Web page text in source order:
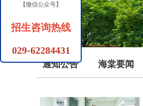
通知公告 海棠要闻
【微信公众号】
招生咨询热线
029-62284431